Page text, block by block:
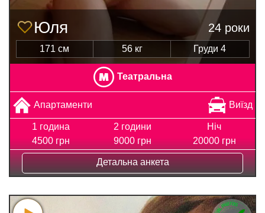
Юля 24 роки
171 см 56 кг Груди 4
Театральна
Апартаменти Виїзд
1 година
4500 грн
2 години
9000 грн
Ніч
20000 грн
Детальна анкета